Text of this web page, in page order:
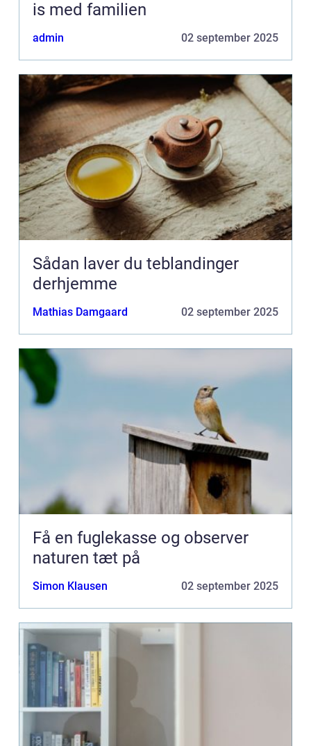
is med familien
admin 02 september 2025
Sådan laver du teblandinger
derhjemme
Mathias Damgaard 02 september 2025
Få en fuglekasse og observer
naturen tæt på
Simon Klausen 02 september 2025